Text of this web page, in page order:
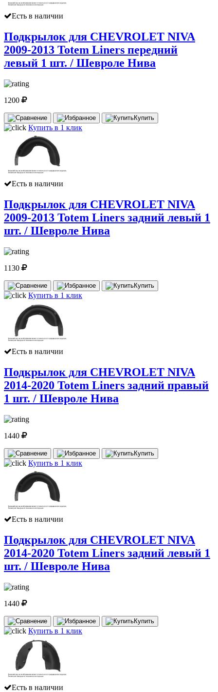
Есть в наличии
Подкрылок для CHEVROLET NIVA
2009-2013 Totem Liners передний
левый 1 шт. / Шевроле Нива
1200
Купить
Купить в 1 клик
Есть в наличии
Подкрылок для CHEVROLET NIVA
2009-2013 Totem Liners задний левый 1
шт. / Шевроле Нива
1130
Купить
Купить в 1 клик
Есть в наличии
Подкрылок для CHEVROLET NIVA
2014-2020 Totem Liners задний правый
1 шт. / Шевроле Нива
1440
Купить
Купить в 1 клик
Есть в наличии
Подкрылок для CHEVROLET NIVA
2014-2020 Totem Liners задний левый 1
шт. / Шевроле Нива
1440
Купить
Купить в 1 клик
Есть в наличии